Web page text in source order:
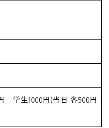
学生1000円(当日 各500円